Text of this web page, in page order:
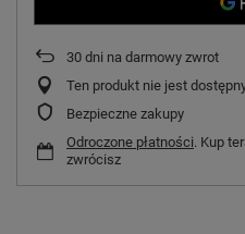
30 dni na darmowy zwrot
Ten produkt nie jest
Bezpieczne zakupy
Odroczone płatności. Kup
zwrócisz